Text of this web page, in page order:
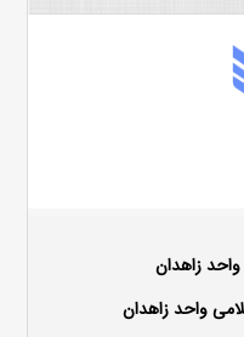
زاهدان
واحد زاهدان